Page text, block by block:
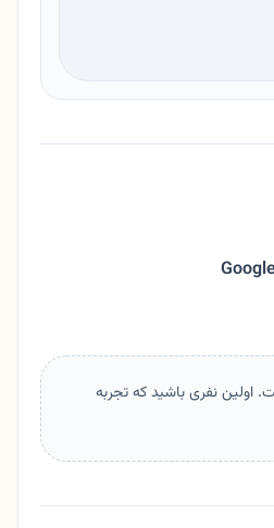
نفری باشید که تجربه